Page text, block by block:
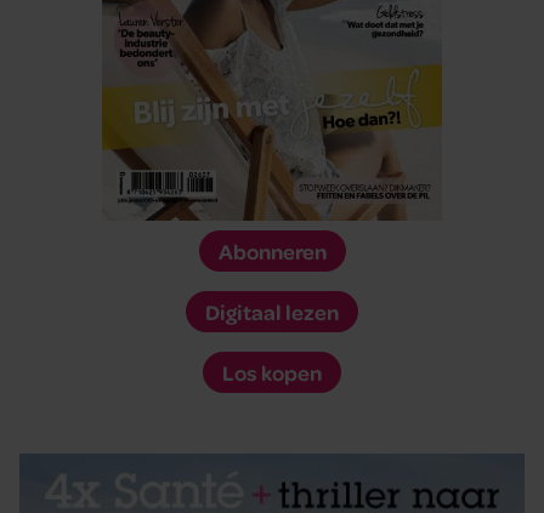
Abonneren
Digitaal lezen
Los kopen